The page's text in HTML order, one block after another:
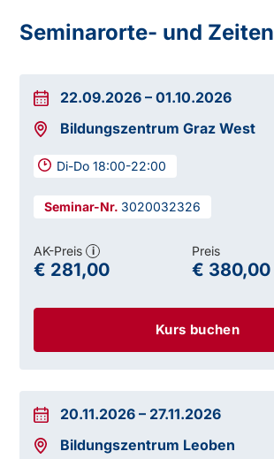
Seminarorte- und Zeiten
22.09.2026 –01.10.2026
Bildungszentrum Graz West
Di-Do 18:00-22:00
3020032326
Kurs buchen
AK-Preis i
€ 281,00
Preis
€ 380,00
20.11.2026 – 27.11.2026
Bildungszentrum Leoben